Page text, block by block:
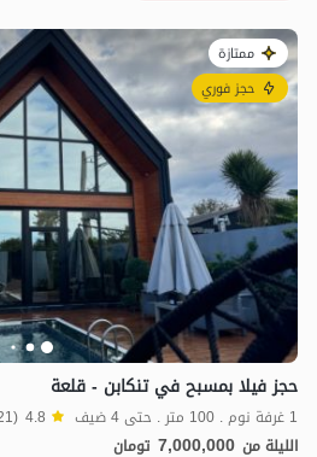
ممتازة
حجز فوري
حجز فيلا بمسبح في تنكابن - قلعة
1 غرفة نوم . 100 متر . حتى 4 ضيف 4.8 (21 تعليق)
الليلة من 7,000,000 تومان